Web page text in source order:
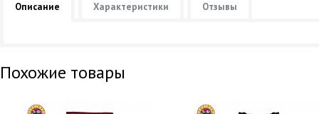
Описание Характеристики Отзывы
Похожие товары